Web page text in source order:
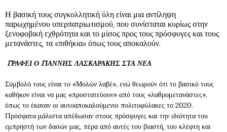
Η βασική τους συγκολλητική ύλη είναι μια αντίληψη
παρωχημένου υπερπατριωτισμού, που συνίσταται κυρίως στην
ξενοφοβική εχθρότητα και το μίσος προς τους πρόσφυγες και τους
μετανάστες, τα «πιθήκια» όπως τους αποκαλούν.
ΓΡΑΦΕΙ Ο ΓΙΑΝΝΗΣ ΛΑΣΚΑΡΑΚΗΣ ΣΤΑ ΝΕΑ
Σύμβολό τους είναι το «Μολών λαβέ», ενώ θεωρούν ότι το βασικό τους
καθήκον είναι να μας «προστατεύουν» από τους «λαθρομετανάστες»,
όπως το έκαναν οι αυτοαποκαλούμενοι πολιτοφύλακες το 2020.
Πρόσφατα μάλιστα απέδωσαν στους πρόσφυγες και την ιδιότητα του
εμπρηστή των δασών μας, πέρα από αυτές του βιαστή, του κλέφτη και